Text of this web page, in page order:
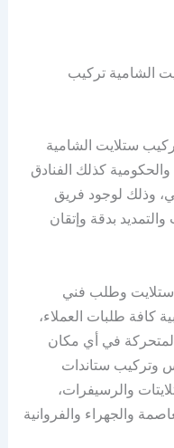
الشامية تركيب
ستلايت الشامية
كذلك الفنادق
وذلك لوجود فريق
بدقة وإتقان
ستلايت وطلب فني
كافة طلبات العملاء،
في أي مكان
وتركيب ستاندات
والرسيفرات،
والجهراء والفروانية